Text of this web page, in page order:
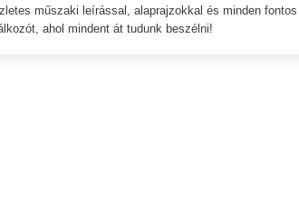
műszaki leírással, alaprajzokkal és minden
ahol mindent át tudunk beszélni!